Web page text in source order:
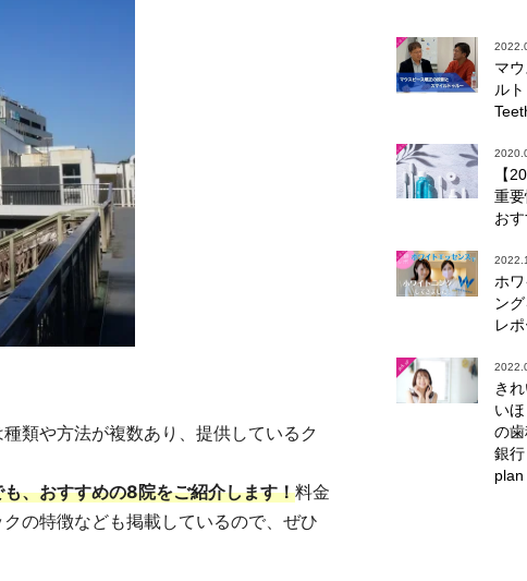
類や方法が複数あり、提供しているク
、おすすめの8院をご紹介します！料金
の特徴なども掲載しているので、ぜひ
マ
ル
【
重
お
ホ
ン
レポ
き
い
の
銀
plan